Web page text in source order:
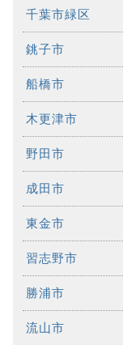
千葉市緑区
銚子市
船橋市
木更津市
野田市
成田市
東金市
習志野市
勝浦市
流山市